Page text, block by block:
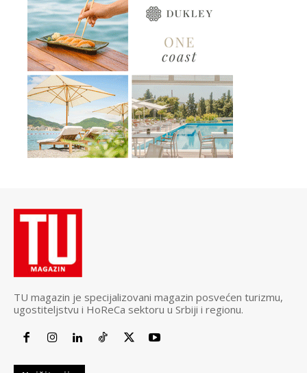
TU magazin je specijalizovani magazin posvećen turizmu,
ugostiteljstvu i HoReCa sektoru u Srbiji i regionu.